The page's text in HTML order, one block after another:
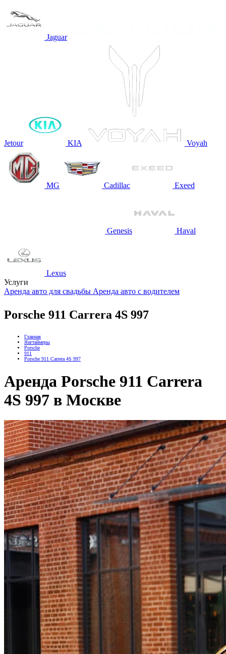
Jaguar
Jetour KIA Voyah
MG Cadillac Exeed
Genesis Haval
Lexus
Услуги
Аренда авто для свадьбы Аренда авто с водителем
Porsche 911 Carrera 4S 997
Главная
Янгтаймеры
Porsche
911
Porsche 911 Carrera 4S 997
Аренда Porsche 911 Carrera
4S 997 в Москве